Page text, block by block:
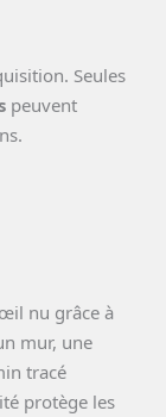
Seules
peuvent
nu grâce à
mur, une
tracé
protège les